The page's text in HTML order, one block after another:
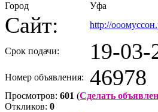
Город
Уфа
Сайт: http://
Срок подачи: 19-03-
Номер объявления: 46978
Просмотров: 601 (Сделать
Откликов: 0